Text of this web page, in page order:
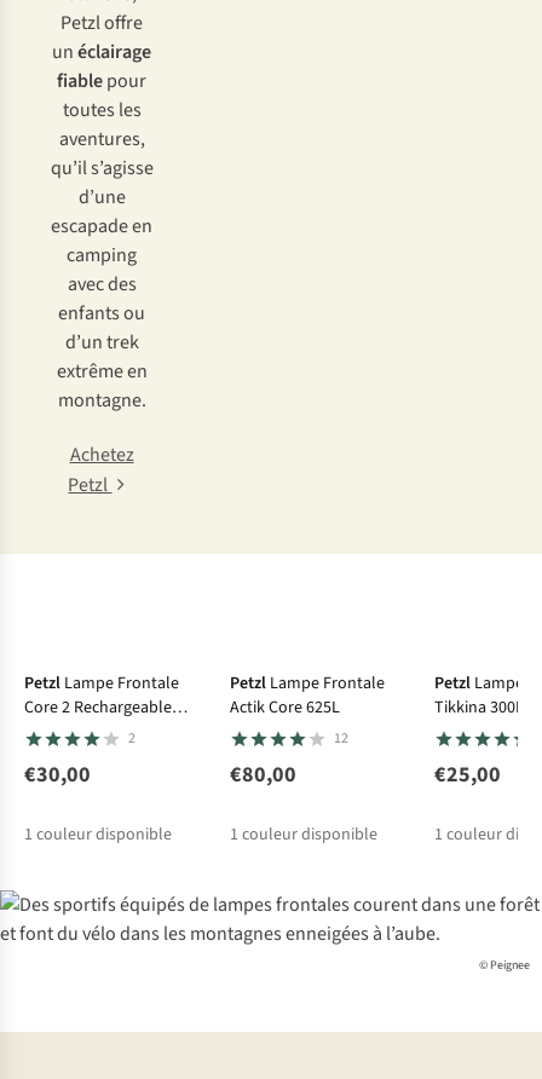
Petzl offre
unéclairage
fiablepour
toutes les
aventures,
qu’il s’agisse
d’une
escapade en
camping
avec des
enfants ou
d’un trek
extrême en
montagne.
Achetez
Petzl
Petzl Lampe Frontale
Core 2 Rechargeable
Battery Usb-C 2
€30,00
1 couleur disponible
Petzl Lampe Frontale
Actik Core 625L
12
€80,00
1 couleur disponible
Petzl Lampe
Tikkina 300L
€25,00
1 couleur
© Peignee